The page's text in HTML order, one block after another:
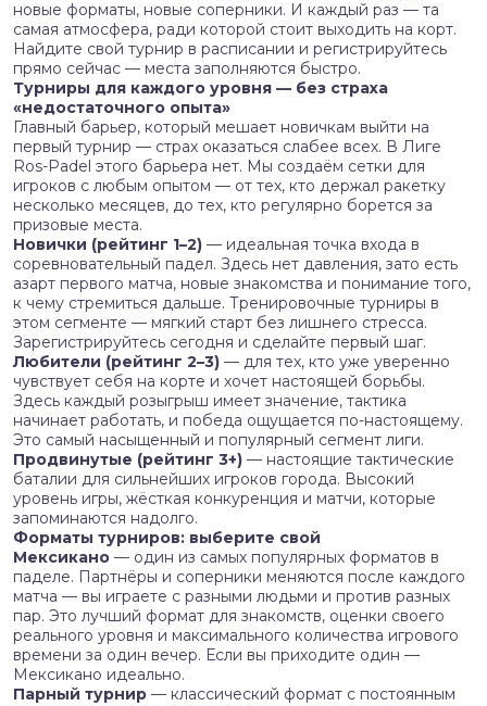
новые форматы, новые соперники. И каждый раз — та
самая атмосфера, ради которой стоит выходить на корт.
Найдите свой турнир в расписании и регистрируйтесь
прямо сейчас — места заполняются быстро.
Турниры для каждого уровня — без страха
«недостаточного опыта»
Главный барьер, который мешает новичкам выйти на
первый турнир — страх оказаться слабее всех. В Лиге
Ros-Padel этого барьера нет. Мы создаём сетки для
игроков с любым опытом — от тех, кто держал ракетку
несколько месяцев, до тех, кто регулярно борется за
призовые места.
Новички (рейтинг 1–2) — идеальная точка входа в
соревновательный падел. Здесь нет давления, зато есть
азарт первого матча, новые знакомства и понимание того,
к чему стремиться дальше. Тренировочные турниры в
этом сегменте — мягкий старт без лишнего стресса.
Зарегистрируйтесь сегодня и сделайте первый шаг.
Любители (рейтинг 2–3) — для тех, кто уже уверенно
чувствует себя на корте и хочет настоящей борьбы.
Здесь каждый розыгрыш имеет значение, тактика
начинает работать, и победа ощущается по-настоящему.
Это самый насыщенный и популярный сегмент лиги.
Продвинутые (рейтинг 3+) — настоящие тактические
баталии для сильнейших игроков города. Высокий
уровень игры, жёсткая конкуренция и матчи, которые
запоминаются надолго.
Форматы турниров: выберите свой
Мексикано — один из самых популярных форматов в
паделе. Партнёры и соперники меняются после каждого
матча — вы играете с разными людьми и против разных
пар. Это лучший формат для знакомств, оценки своего
реального уровня и максимального количества игрового
времени за один вечер. Если вы приходите один —
Мексикано идеально.
Парный турнир — классический формат с постоянным